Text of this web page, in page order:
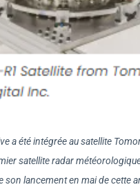
a été intégrée au satellite
satellite radar
son lancement en mai de cette